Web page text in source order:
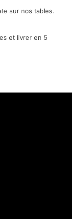
sur nos tables.
et livrer en 5